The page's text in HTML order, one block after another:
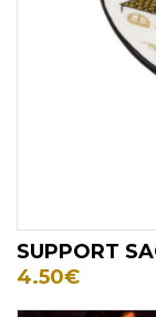
SUPPORT
4.50€